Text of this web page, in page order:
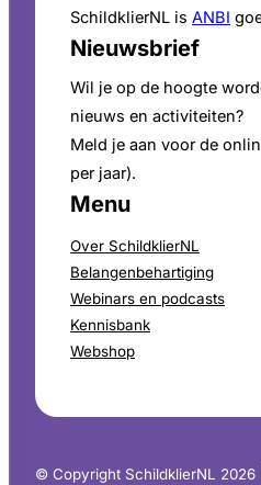
SchildklierNL is ANBI
Nieuwsbrief
Wil je op de hoogte
nieuws en activiteiten?
Meld je aan voor de
per jaar).
Menu
Over SchildklierNL
Belangenbehartiging
Webinars en podcasts
Kennisbank
Webshop
© Copyright SchildklierNL 2026